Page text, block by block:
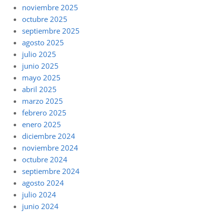
noviembre 2025
octubre 2025
septiembre 2025
agosto 2025
julio 2025
junio 2025
mayo 2025
abril 2025
marzo 2025
febrero 2025
enero 2025
diciembre 2024
noviembre 2024
octubre 2024
septiembre 2024
agosto 2024
julio 2024
junio 2024